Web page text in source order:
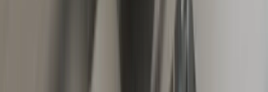
Zelena karta kada vam treba a kada